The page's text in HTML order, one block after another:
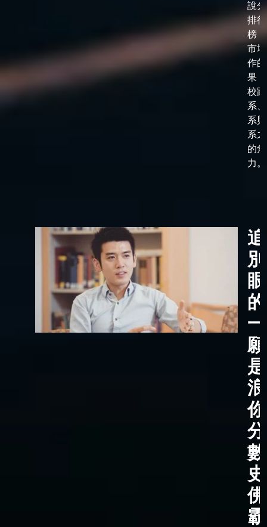
說
排行
榜
市
作
果
校跟
系
系
系
的角
力
分